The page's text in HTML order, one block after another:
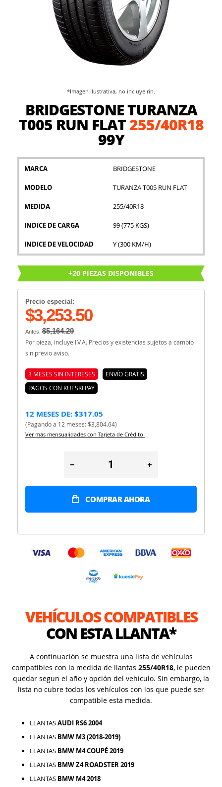
BRIDGESTONE TURANZA
T005 RUN FLAT255/40R18
99Y
MARCA BRIDGESTONE
MODELO TURANZA T005 RUN FLAT
MEDIDA 255/40R18
INDICE DE CARGA 99 (775 KGS)
INDICE DE VELOCIDAD Y (300 KM/H)
+20 PIEZAS DISPONIBLES
Precio especial:
$3,253.50
Antes: $5,164.29
Por pieza, incluye I.V.A. Precios y existencias sujetos a cambio
sin previo aviso.
3 MESES SIN INTERESES
ENVÍO GRATIS
PAGOS CON KUESKI PAY
12 MESES DE: $317.05
(Pagando a 12 meses: $3,804.64)
Ver más mensualidades con Tarjeta de Crédito.
COMPRAR AHORA
*Imagen ilustrativa, no incluye rin.
comienzo
de
imágenes
VEHÍCULOS COMPATIBLES
CON ESTA LLANTA*
A continuación se muestra una lista de vehículos
compatibles con la medida de llantas 255/40R18, le pueden
quedar segun el año y opción del vehículo. Sin embargo, la
lista no cubre todos los vehículos con los que puede ser
compatible esta medida.
LLANTASAUDI RS6 2004
LLANTAS BMW M3 (2018-2019)
LLANTAS BMW M4 COUPÉ 2019
LLANTAS BMW Z4 ROADSTER 2019
LLANTAS BMW M4 2018